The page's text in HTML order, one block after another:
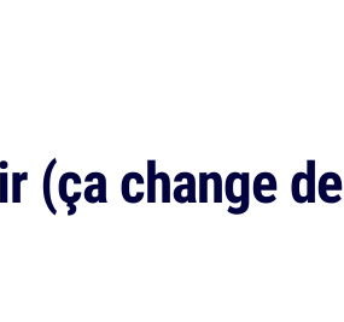
(ça change de